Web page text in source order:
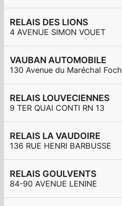
RELAIS DES LIONS
4 AVENUE SIMON VOUET
VAUBAN AUTOMOBILE
130 Avenue du Maréchal Foch
RELAIS LOUVECIENNES
9 TER QUAI CONTI RN 13
RELAIS LA VAUDOIRE
136 RUE HENRI BARBUSSE
RELAIS GOULVENTS
84-90 AVENUE LENINE